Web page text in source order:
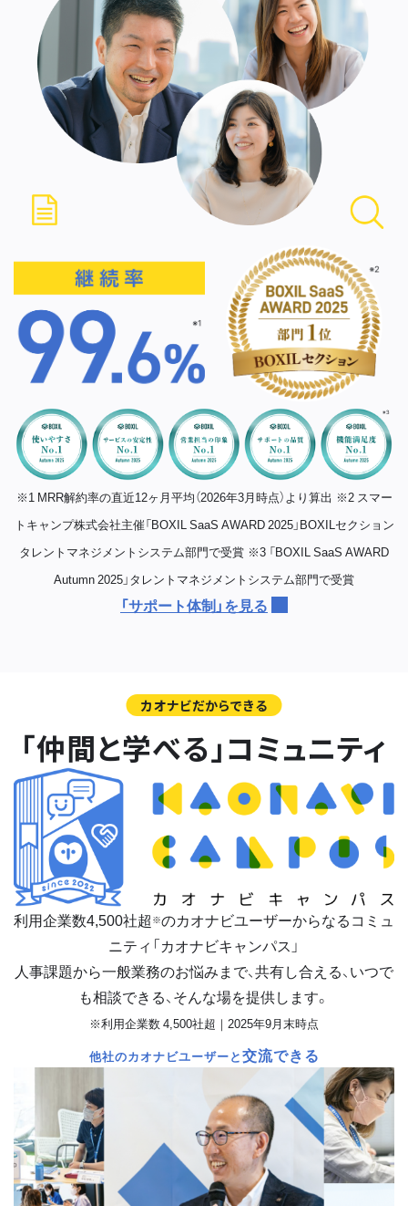
※1 MRR解約率の直近12ヶ月平均（2026年3月時点）より算出 ※2 スマー
トキャンプ株式会社主催「BOXIL SaaS AWARD 2025」BOXILセクション
タレントマネジメントシステム部門で受賞 ※3 「BOXIL SaaS AWARD
Autumn 2025」タレントマネジメントシステム部門で受賞
「サポート体制」を見る
カオナビだからできる
「仲間と学べる」コミュニティ
利用企業数4,500社超 ※のカオナビユーザーからなるコミュ
ニティ「カオナビキャンパス」
人事課題から一般業務のお悩みまで、共有し合える、いつで
も相談できる、そんな場を提供します。
※利用企業数 4,500社超｜2025年9月末時点
他社のカオナビユーザーと交流できる